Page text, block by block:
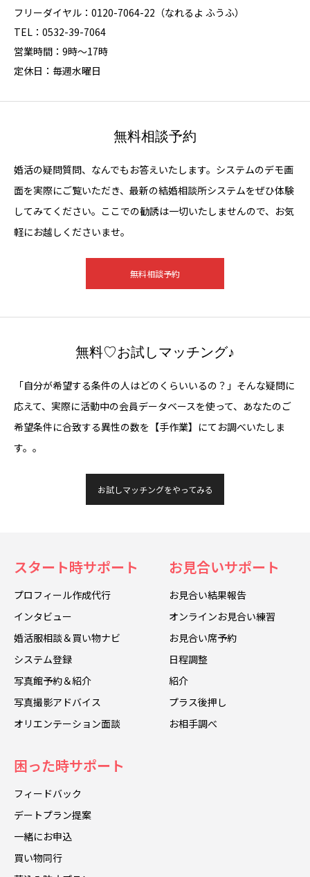
フリーダイヤル：0120-7064-22（なれるよ ふうふ）
TEL：0532-39-7064
営業時間：9時～17時
定休日：毎週水曜日
無料相談予約
婚活の疑問質問、なんでもお答えいたします。システムのデモ画
面を実際にご覧いただき、最新の結婚相談所システムをぜひ体験
してみてください。ここでの勧誘は一切いたしませんので、お気
軽にお越しくださいませ。
無料相談予約
無料♡お試しマッチング♪
「自分が希望する条件の人はどのくらいいるの？」そんな疑問に
応えて、実際に活動中の会員データベースを使って、あなたのご
希望条件に合致する異性の数を【手作業】にてお調べいたしま
す。。
お試しマッチングをやってみる
スタート時サポート
プロフィール作成代行
インタビュー
婚活服相談＆買い物ナビ
システム登録
写真館予約＆紹介
写真撮影アドバイス
オリエンテーション面談
お見合いサポート
お見合い結果報告
オンラインお見合い練習
お見合い席予約
日程調整
紹介
プラス後押し
お相手調べ
困った時サポート
フィードバック
デートプラン提案
一緒にお申込
買い物同行